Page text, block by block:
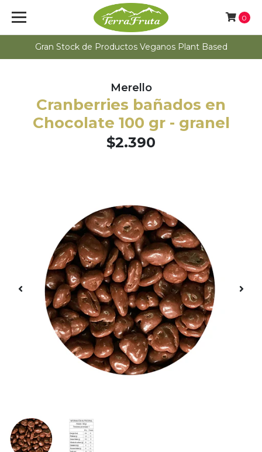
Gran Stock de Productos Veganos Plant Based
0
Merello
Cranberries bañados en
Chocolate 100 gr - granel
$2.390